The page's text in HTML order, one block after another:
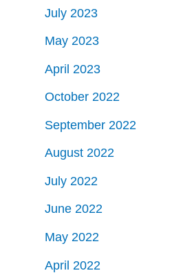
July 2023
May 2023
April 2023
October 2022
September 2022
August 2022
July 2022
June 2022
May 2022
April 2022